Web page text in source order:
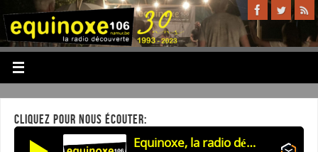
CLIQUEZ POUR NOUS ÉCOUTER:
Equinoxe, la radio découverte